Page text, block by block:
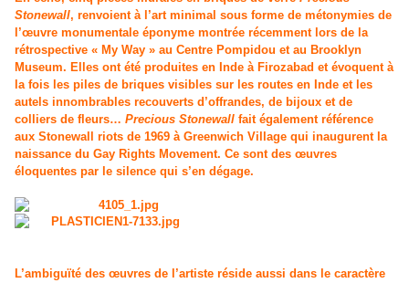
Stonewall, renvoient à l’art minimal sous forme de métonymies de
l’œuvre monumentale éponyme montrée récemment lors de la
rétrospective « My Way » au Centre Pompidou et au Brooklyn
Museum. Elles ont été produites en Inde à Firozabad et évoquent à
la fois les piles de briques visibles sur les routes en Inde et les
autels innombrables recouverts d’offrandes, de bijoux et de
colliers de fleurs… Precious Stonewall fait également référence
aux Stonewall riots de 1969 à Greenwich Village qui inaugurent la
naissance du Gay Rights Movement. Ce sont des œuvres
éloquentes par le silence qui s’en dégage.
L’ambiguïté des œuvres de l’artiste réside aussi dans le caractère